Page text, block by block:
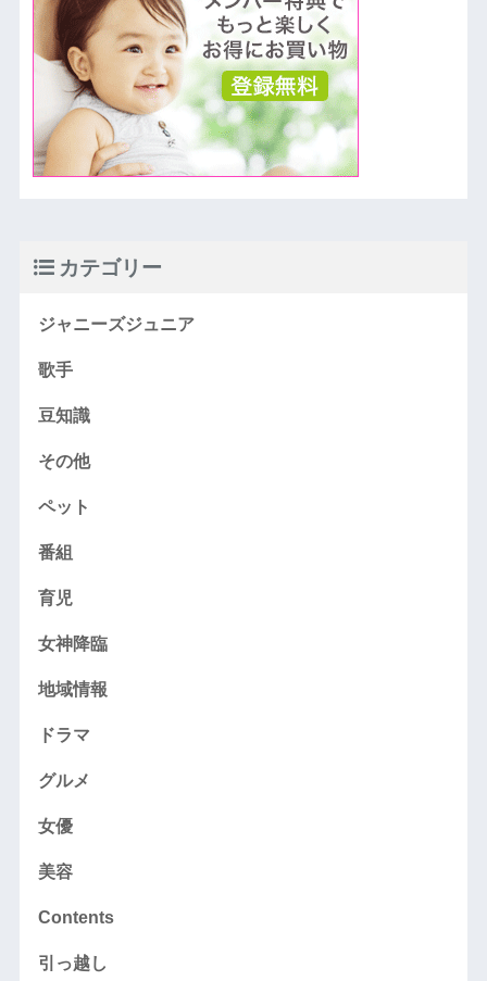
カテゴリー
ジャニーズジュニア
歌手
豆知識
その他
ペット
番組
育児
女神降臨
地域情報
ドラマ
グルメ
女優
美容
Contents
引っ越し